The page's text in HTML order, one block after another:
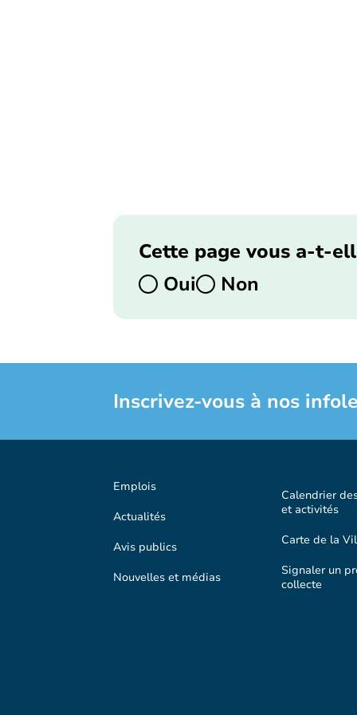
Cette page vous a-t-
Oui
Non
Inscrivez-vous à nos
Emplois
Actualités
Avis publics
Nouvelles et médias
Calendrier
et activités
Carte de la
Signaler un
collecte